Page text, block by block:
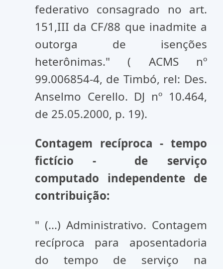
federativo consagrado no art.
151,III da CF/88 que inadmite a
outorga de isenções
heterônimas." ( ACMS nº
99.006854-4, de Timbó, rel: Des.
Anselmo Cerello. DJ nº 10.464,
de 25.05.2000, p. 19).
Contagem recíproca - tempo
fictício - de serviço
computado independente de
contribuição:
" (...) Administrativo. Contagem
recíproca para aposentadoria
do tempo de serviço na